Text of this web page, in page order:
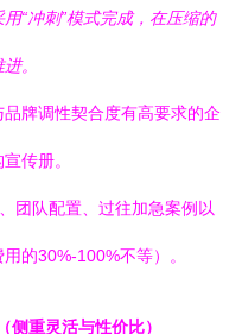
“冲刺”模式完成，在压缩的
。
品牌调性契合度有高要求的企
传册。
团队配置、过往加急案例以
的30%-100%不等）。
重灵活与性价比）